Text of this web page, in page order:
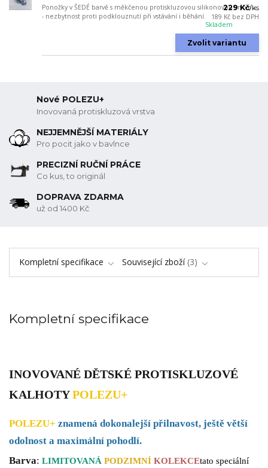
Ponožky v ŠEDÉ barvě s měkčenou protiskluzovou silikonovou vrstvou
- nezbytnost proti podklouznutí při vstávání i běhání.
229 Kč/ks
189 Kč bez DPH
Skladem
Zvolit variantu
Nové POLEZU+
Inovovaná protiskluzová vrstva
NEJJEMNĚJŠÍ MATERIÁLY
Pro pocit jako v bavlnce
PRECIZNÍ RUČNÍ PRÁCE
Co kus, to originál
DOPRAVA ZDARMA
už od 1400 Kč
Kompletní specifikace Související zboží 3
Kompletní specifikace
INOVOVANÉ DĚTSKÉ PROTISKLUZOVÉ
KALHOTYPOLEZU+
POLEZU+ znamená dokonalejší přilnavost, ještě větší
odolnost a maximální pohodlí.
Barva: LIMITOVANÁ PODZIMNÍ KOLEKCEtato speciální